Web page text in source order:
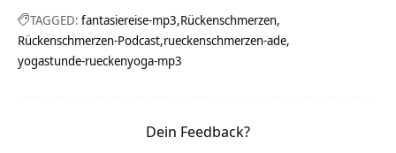
TAGGED: fantasiereise-mp3 Rückenschmerzen
Rückenschmerzen-Podcast rueckenschmerzen-ade
yogastunde-rueckenyoga-mp3
Dein Feedback?